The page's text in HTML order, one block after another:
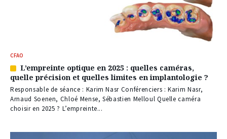
CFAO
Article
réservé
à
nos
abonnés
L’empreinte optique en 2025 : quelles caméras,
quelle précision et quelles limites en implantologie ?
Responsable de séance : Karim Nasr Conférenciers : Karim Nasr,
Arnaud Soenen, Chloé Mense, Sébastien Melloul Quelle caméra
choisir en 2025 ? L’empreinte...